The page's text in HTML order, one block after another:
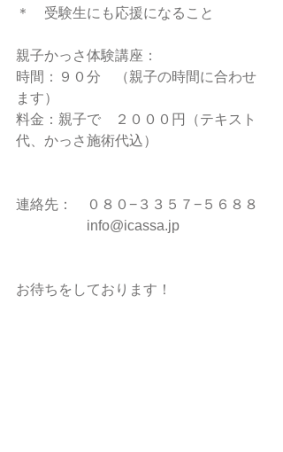
＊　受験生にも応援になること
親子かっさ体験講座：
時間：９０分　（親子の時間に合わせ
ます）
料金：親子で　２０００円（テキスト
代、かっさ施術代込）
連絡先：　０８０−３３５７−５６８８
info@icassa.jp
お待ちをしております！